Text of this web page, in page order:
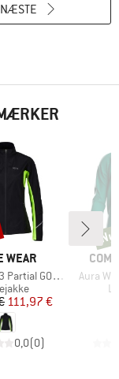
NÆSTE
WEAR
TEX Infinium Jacket
Pris
Nedsat pris
111,97 €
0,0(0)
Artikel
Aura